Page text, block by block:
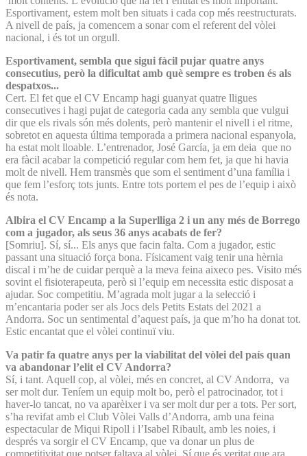
Esportivament, estem molt ben situats i cada cop més reestructurats.
A nivell de país, ja comencem a sonar com el referent del vòlei
nacional, i és tot un orgull.
Esportivament, sembla que sigui fàcil pujar quatre anys
consecutius, però la dificultat amb què sempre es troben és als
despatxos...
Cert. El fet que el CV Encamp hagi guanyat quatre lligues
consecutives i hagi pujat de categoria cada any sembla que vulgui
dir que els rivals són més dolents, però mantenir el nivell i el ritme,
sobretot en aquesta última temporada a primera nacional espanyola,
ha estat molt lloable. L’entrenador, José García, ja em deia que no
era fàcil acabar la competició regular com hem fet, ja que hi havia
molt de nivell. Hem transmès que som el sentiment d’una família i
que fem l’esforç tots junts. Entre tots portem el pes de l’equip i això
és nota.
Albira el CV Encamp a la Superlliga 2 i un any més de Borrego
com a jugador, als seus 36 anys acabats de fer?
[Somriu]. Sí, sí... Els anys que facin falta. Com a jugador, estic
passant una situació força bona. Físicament vaig tenir una hèrnia
discal i m’he de cuidar perquè a la meva feina aixeco pes. Visito més
sovint el fisioterapeuta, però si l’equip em necessita estic disposat a
ajudar. Soc competitiu. M’agrada molt jugar a la selecció i
m’encantaria poder ser als Jocs dels Petits Estats del 2021 a
Andorra. Soc un sentimental d’aquest país, ja que m’ho ha donat tot.
Estic encantat que el vòlei continuï viu.
Va patir fa quatre anys per la viabilitat del vòlei del país quan
va abandonar l’elit el CV Andorra?
Sí, i tant. Aquell cop, al vòlei, més en concret, al CV Andorra, va
ser molt dur. Teníem un equip molt bo, però el patrocinador, tot i
haver-lo tancat, no va aparèixer i va ser molt dur per a tots. Per sort,
s’ha revifat amb el Club Vòlei Valls d’Andorra, amb una feina
espectacular de Miqui Ripoll i l’Isabel Ribault, amb les noies, i
després va sorgir el CV Encamp, que va donar un plus de
competitivitat que potser faltava al vòlei. Sí que és veritat que ara